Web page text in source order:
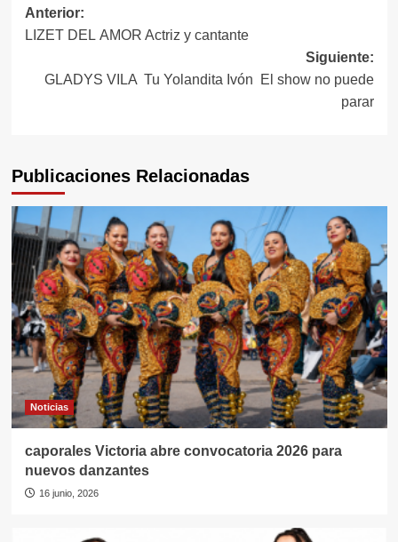
Navegación
de
entradas
Anterior:
LIZET DEL AMOR Actriz y cantante
Siguiente:
GLADYS VILA Tu Yolandita Ivón El show no puede
parar
Publicaciones Relacionadas
Noticias
caporales Victoria abre convocatoria 2026 para
nuevos danzantes
16 junio, 2026